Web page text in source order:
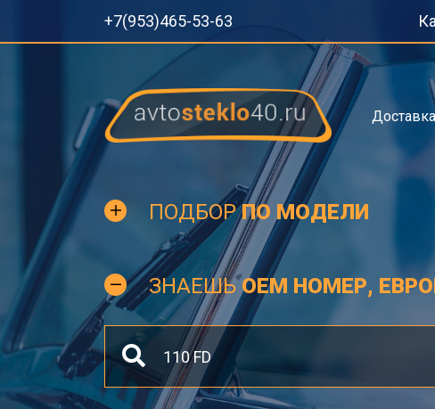
+7(953)465-53-63
Доставка
ПОДБОРПО МОДЕЛИ
ЗНАЕШЬOEM НОМЕР,